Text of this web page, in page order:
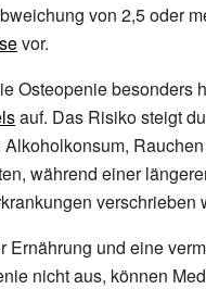
von 2,5 oder
vor.
Osteopenie besonders
auf. Das Risiko steigt
während einer
verschrieben
Ernährung und eine
nicht aus, können